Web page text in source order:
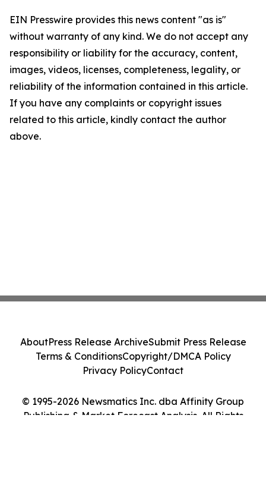
EIN Presswire provides this news content "as is"
without warranty of any kind. We do not accept any
responsibility or liability for the accuracy, content,
images, videos, licenses, completeness, legality, or
reliability of the information contained in this article.
If you have any complaints or copyright issues
related to this article, kindly contact the author
above.
© 1995-2026 Newsmatics Inc. dba Affinity Group
Publishing & Market Forecast Analysis. All Rights
AboutPress Release ArchiveSubmit Press Release
Terms & ConditionsCopyright/DMCA Policy
Privacy PolicyContact